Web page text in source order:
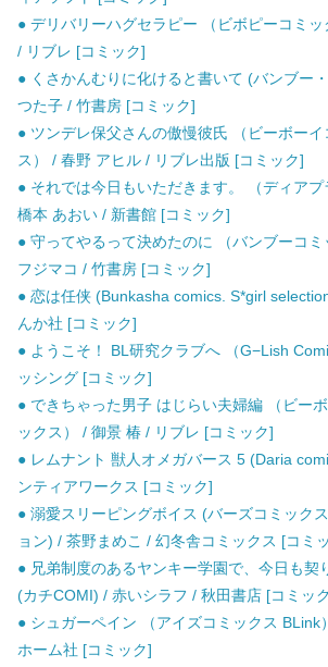
● デリバリーハグセラピー （ビボピーコミ
/ リブレ [コミック]
● くさかんむりに化けると書いて (バンブー
つた子 / 竹書房 [コミック]
● ツンデレ保父さんの傲慢彼氏 （ビーボー
ス） / 春野 アヒル / リブレ出版 [コミック]
● それでは今日もいただきます。 （ディア
橋本 あおい / 新書館 [コミック]
● 守ってやるって決めたのに （バンブーコ
フジマコ / 竹書房 [コミック]
● 恋は任侠 (Bunkasha comics. S*girl
んか社 [コミック]
● ようこそ！ BL研究クラブへ （G−Lish
ッシング [コミック]
● できちゃった男子 はじらい夫婦編 （ビー
ックス） / 御景 椿 / リブレ [コミック]
● レムナント 獣人オメガバース 5 (Daria
ンティアワークス [コミック]
● 溺愛スリーピングボイス (バーズコミック
ョン) / 茶野まめこ / 幻冬舎コミックス [コミ
● 兄弟制度のあるヤンキー学園で、今日も契
(カチCOMI) / 赤いシラフ / 秋田書店 [コミッ
● シュガーペイン （アイズコミックス BLink
ホーム社 [コミック]